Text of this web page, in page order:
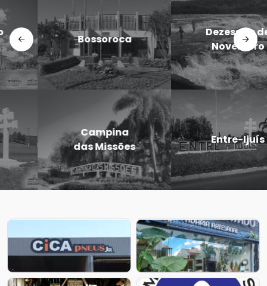
Dezesseis de
Novembro
Doutor
Maurício
Cardoso
Entre-Ijuís
Eugênio de
Castro